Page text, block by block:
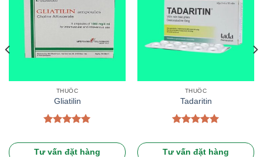
THUỐC
Gliatilin
hạng5.00
5 sao
Tư vấn đặt hàng
THUỐC
Tadaritin
hạng5.00
5 sao
Tư vấn đặt hàng